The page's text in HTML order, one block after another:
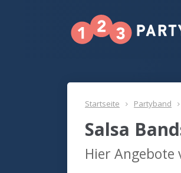
Startseite Partyband
Salsa
Hier Angebote